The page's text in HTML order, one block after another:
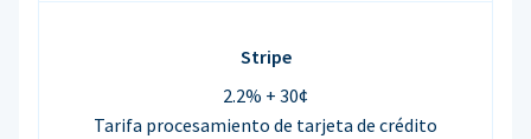
Stripe
2.2% + 30¢
Tarifa procesamiento de tarjeta de crédito